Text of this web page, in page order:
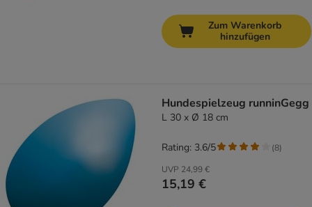
Zum Warenkorb
hinzufügen
Hundespielzeug runninGegg
L 30 x Ø 18 cm
UVP 24,99 €
15,19 €
Rating: 3.6/5 (8)